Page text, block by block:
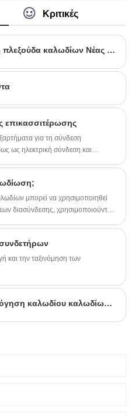
Κριτικές
JST PH2.0 Περιστρεφόμενη πλεξούδα καλωδίων Νέας ενέργειας Συγκρότημα καλωδίου ρομπότ σάρωσης μπαταρίας
επικασσιτέρωσης
για τη σύνδεση
ως ηλεκτρική σύνδεση και
και την απώλεια ενέργειας
μπορεί να χρησιμοποιηθεί
διασύνδεσης, χρησιμοποιούνται
Shenzhen YDR Connector
ηλεκτρονικών καλωδίων.
και την ταξινόμηση των
UL10064 30AWG Συναρμολόγηση καλωδίου καλωδίωσης JST 08SR-3S 1.0 Pitch 8 Pin Connector